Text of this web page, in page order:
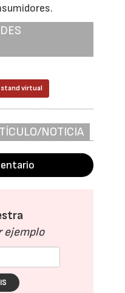
stand virtual
NOTICIA
ejemplo